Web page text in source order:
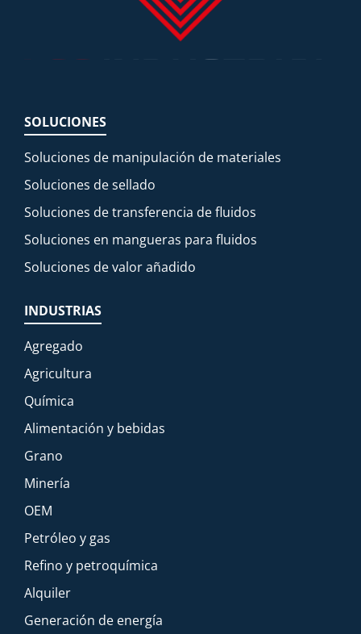
SOLUCIONES
Soluciones de manipulación de materiales
Soluciones de sellado
Soluciones de transferencia de fluidos
Soluciones en mangueras para fluidos
Soluciones de valor añadido
INDUSTRIAS
Agregado
Agricultura
Química
Alimentación y bebidas
Grano
Minería
OEM
Petróleo y gas
Refino y petroquímica
Alquiler
Generación de energía